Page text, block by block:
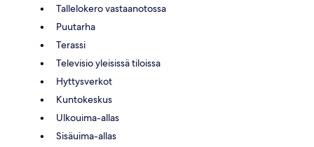
Tallelokero vastaanotossa
Puutarha
Terassi
Televisio yleisissä tiloissa
Hyttysverkot
Kuntokeskus
Ulkouima-allas
Sisäuima-allas